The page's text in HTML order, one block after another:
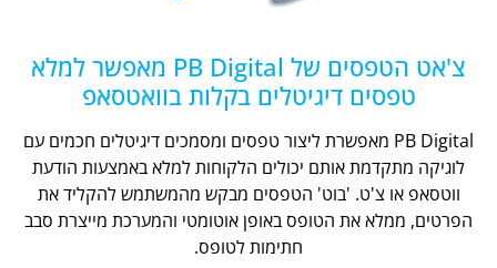
צ'אט הטפסים של PB Digital מאפשר למלא
טפסים דיגיטלים בקלות בוואטסאפ
PB Digital מאפשרת ליצור טפסים ומסמכים דיגיטלים חכמים עם
לוגיקה מתקדמת אותם יכולים הלקוחות למלא באמצעות הודעת
ווטסאפ או צ'ט. 'בוט' הטפסים מבקש מהמשתמש להקליד את
הפרטים, ממלא את הטופס באופן אוטומטי והמערכת מייצרת סבב
חתימות לטופס.